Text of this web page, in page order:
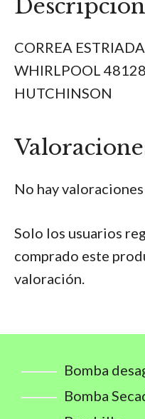
Descripción
CORREA
WHIRLPOOL
HUTCHINSON
No hay valoraciones
Solo los usuarios
comprado este
valoración.
Bomba
Bomba